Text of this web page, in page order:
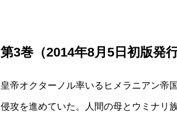
第3巻（2014年8月5日初版
皇帝オクターノル率いるヒメラニアン帝
侵攻を進めていた。人間の母とウミナリ